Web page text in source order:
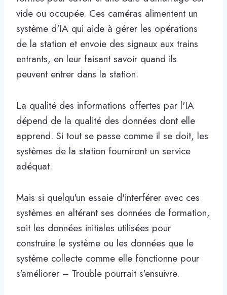
vide ou occupée. Ces caméras alimentent un
système d'IA qui aide à gérer les opérations
de la station et envoie des signaux aux trains
entrants, en leur faisant savoir quand ils
peuvent entrer dans la station.
La qualité des informations offertes par l'IA
dépend de la qualité des données dont elle
apprend. Si tout se passe comme il se doit, les
systèmes de la station fourniront un service
adéquat.
Mais si quelqu'un essaie d'interférer avec ces
systèmes en altérant ses données de formation,
soit les données initiales utilisées pour
construire le système ou les données que le
système collecte comme elle fonctionne pour
s'améliorer – Trouble pourrait s'ensuivre.